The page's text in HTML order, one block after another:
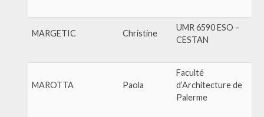
MARGETIC Christine
UMR 6590 ESO –
CESTAN
MAROTTA Paola
Faculté
d’Architecture de
Palerme